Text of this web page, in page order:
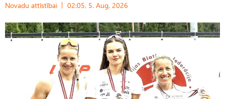
Novadu attīstībai 02:05, 5. Aug, 2026